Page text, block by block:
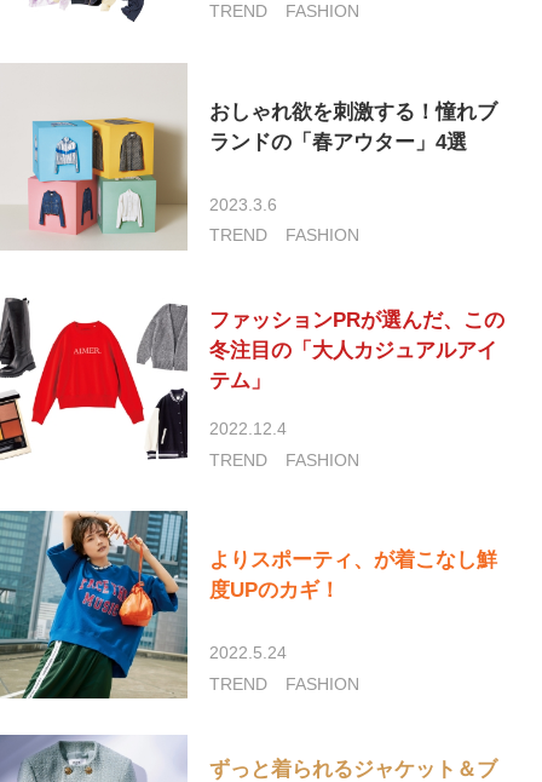
TREND
FASHION
おしゃれ欲を刺激する！憧れブ
ランドの「春アウター」4選
2023.3.6
TREND
FASHION
ファッションPRが選んだ、この
冬注目の「大人カジュアルアイ
テム」
2022.12.4
TREND
FASHION
よりスポーティ、が着こなし鮮
度UPのカギ！
2022.5.24
TREND
FASHION
ずっと着られるジャケット＆ブ